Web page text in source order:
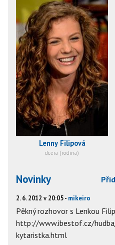
Lenny Filipová
dcera (rodina)
Novinky
2. 6. 2012 v 20:05 - mikeiro
Pěkný rozhovor s Lenkou
http://www.ibestof.cz/
kytaristka.html